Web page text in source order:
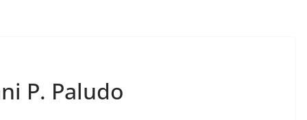
P. Paludoexplorando dois livros